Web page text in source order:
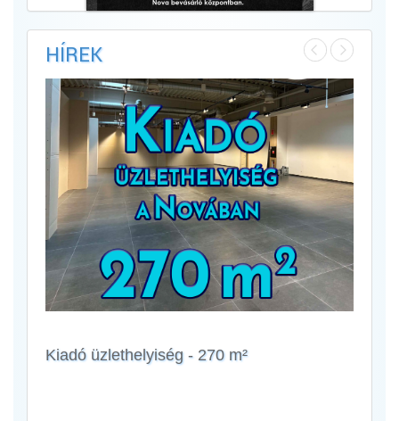
HÍREK
Kiadó üzlethelyiség - 270 m²